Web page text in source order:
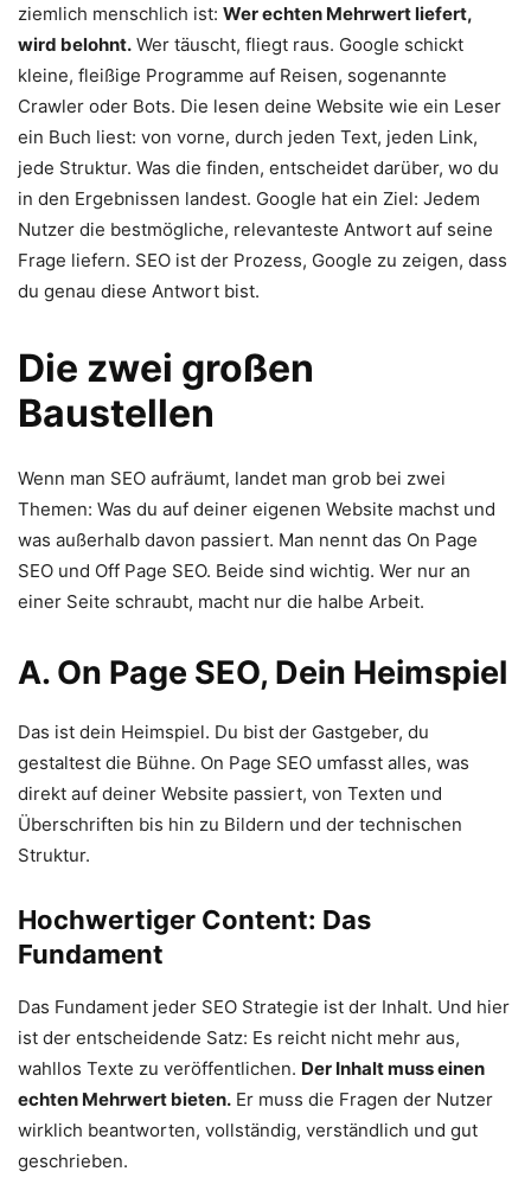
ziemlich menschlich ist: Wer echten Mehrwert liefert,
wird belohnt. Wer täuscht, fliegt raus. Google schickt
kleine, fleißige Programme auf Reisen, sogenannte
Crawler oder Bots. Die lesen deine Website wie ein Leser
ein Buch liest: von vorne, durch jeden Text, jeden Link,
jede Struktur. Was die finden, entscheidet darüber, wo du
in den Ergebnissen landest. Google hat ein Ziel: Jedem
Nutzer die bestmögliche, relevanteste Antwort auf seine
Frage liefern. SEO ist der Prozess, Google zu zeigen, dass
du genau diese Antwort bist.
Die zwei großen
Baustellen
Wenn man SEO aufräumt, landet man grob bei zwei
Themen: Was du auf deiner eigenen Website machst und
was außerhalb davon passiert. Man nennt das On Page
SEO und Off Page SEO. Beide sind wichtig. Wer nur an
einer Seite schraubt, macht nur die halbe Arbeit.
A. On Page SEO, Dein Heimspiel
Das ist dein Heimspiel. Du bist der Gastgeber, du
gestaltest die Bühne. On Page SEO umfasst alles, was
direkt auf deiner Website passiert, von Texten und
Überschriften bis hin zu Bildern und der technischen
Struktur.
Hochwertiger Content: Das
Fundament
Das Fundament jeder SEO Strategie ist der Inhalt. Und hier
ist der entscheidende Satz: Es reicht nicht mehr aus,
wahllos Texte zu veröffentlichen. Der Inhalt muss einen
echten Mehrwert bieten. Er muss die Fragen der Nutzer
wirklich beantworten, vollständig, verständlich und gut
geschrieben.